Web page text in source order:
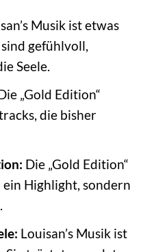
Musik ist etwas
gefühlvoll,
Seele.
„Gold Edition“
die bisher
Die „Gold Edition“
Highlight, sondern
Louisan’s Musik ist